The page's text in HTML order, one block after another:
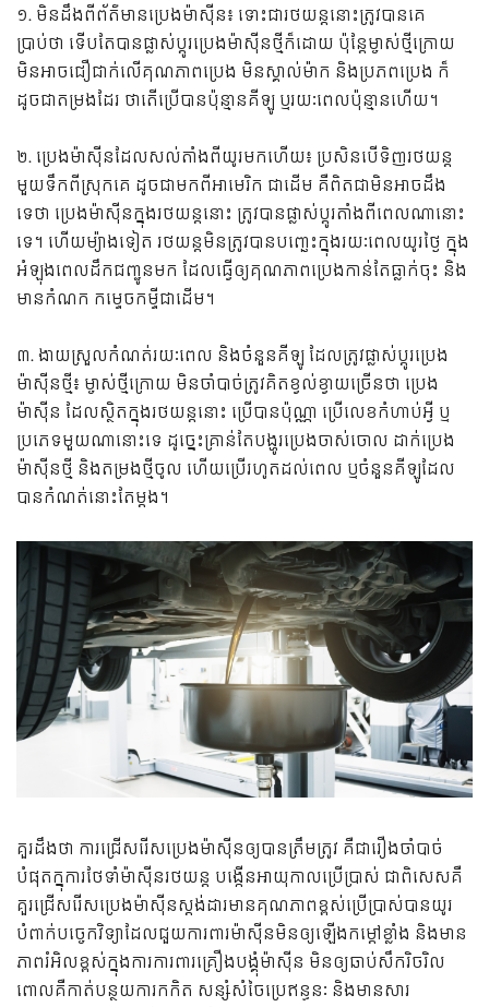
១. មិនដឹងពីព័ត៌មានប្រេងម៉ាស៊ីន៖ ទោះជារថយន្តនោះត្រូវបានគេ
ប្រាប់ថា ទើបតែបានផ្លាស់ប្តូរប្រេងម៉ាស៊ីនថ្មីក៏ដោយ ប៉ុន្តែម្ចាស់ថ្មីក្រោយ
មិនអាចជឿជាក់លើគុណភាពប្រេង មិនស្គាល់ម៉ាក និងប្រភពប្រេង ក៏
ដូចជាតម្រងដែរ ថាតើប្រើបានប៉ុន្មានគីឡូ ឬរយៈពេលប៉ុន្មានហើយ។
២. ប្រេងម៉ាស៊ីនដែលសល់តាំងពីយូរមកហើយ៖ ប្រសិនបើទិញរថយន្ត
មួយទឹកពីស្រុកគេ ដូចជាមកពីអាមេរិក ជាដើម គឺពិតជាមិនអាចដឹង
ទេថា ប្រេងម៉ាស៊ីនក្នុងរថយន្តនោះ ត្រូវបានផ្លាស់ប្តូរតាំងពីពេលណានោះ
ទេ។ ហើយម្យ៉ាងទៀត រថយន្តមិនត្រូវបានបញ្ឆេះក្នុងរយៈពេលយូរថ្ងៃ ក្នុង
អំឡុងពេលដឹកជញ្ជូនមក ដែលធ្វើឲ្យគុណភាពប្រេងកាន់តែធ្លាក់ចុះ និង
មានកំណក កម្ទេចកម្ទីជាដើម។
៣. ងាយស្រួលកំណត់រយៈពេល និងចំនួនគីឡូ ដែលត្រូវផ្លាស់ប្តូរប្រេង
ម៉ាស៊ីនថ្មី៖ ម្ចាស់ថ្មីក្រោយ មិនចាំបាច់ត្រូវគិតខ្វល់ខ្វាយច្រើនថា ប្រេង
ម៉ាស៊ីន ដែលស្ថិតក្នុងរថយន្តនោះ ប្រើបានប៉ុណ្ណា ប្រើលេខកំហាប់អ្វី ឬ
ប្រភេទមួយណានោះទេ ដូច្នេះគ្រាន់តែបង្ហូរប្រេងចាស់ចោល ដាក់ប្រេង
ម៉ាស៊ីនថ្មី និងតម្រងថ្មីចូល ហើយប្រើរហូតដល់ពេល ឬចំនួនគីឡូដែល
បានកំណត់នោះតែម្តង។
គួរដឹងថា ការជ្រើសរើសប្រេងម៉ាស៊ីនឲ្យបានត្រឹមត្រូវ គឺជារឿងចាំបាច់
បំផុតក្នុការថែទាំម៉ាស៊ីនរថយន្ត បង្កើនអាយុកាលប្រើប្រាស់ ជាពិសេសគឺ
គួរជ្រើសរើសប្រេងម៉ាស៊ីនស្តង់ដារមានគុណភាពខ្ពស់ប្រើប្រាស់បានយូរ
បំពាក់បច្ចេកវិទ្យាដែលជួយការពារម៉ាស៊ីនមិនឲ្យឡើងកម្តៅខ្លាំង និងមាន
ភាពរំអិលខ្ពស់ក្នុងការការពារគ្រឿងបង្គុំម៉ាស៊ីន មិនឲ្យឆាប់សឹករិចរិល
ពោលគឺកាត់បន្ថយការកកិត សន្សំសំចៃប្រេឥន្ធនៈ និងមានសារ